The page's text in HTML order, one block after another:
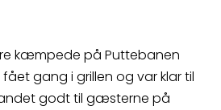
kæmpede på Puttebanen
gang i grillen og var klar til
godt til gæsterne på